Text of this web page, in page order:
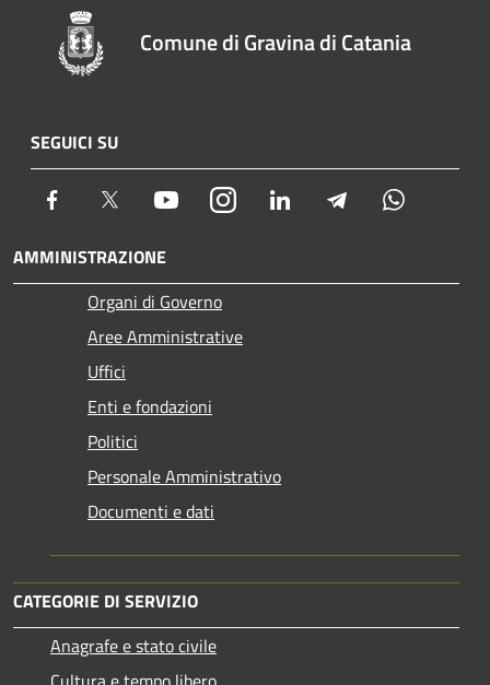
Comune di Gravina di Catania
SEGUICI SU
Facebook Twitter YoutubeInstagram LinkedIn Telegram
AMMINISTRAZIONE
Organi di Governo
Aree Amministrative
Uffici
Enti e fondazioni
Politici
Personale Amministrativo
Documenti e dati
CATEGORIE DI SERVIZIO
Anagrafe e stato civile